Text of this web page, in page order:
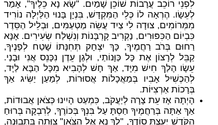
לִפְנֵי רוֹכֵב עֲרָבוֹת שׁוֹכֵן שָׁמַיִם. "שָׂא נָא כֵלֶיךָ", אָמַר
לְעֵשָׂו. הֶרְאָה לוֹ כְּלֵי הַמִּקְדָּשׁ, בִּנְיָן בָּנוּי הַלַּיְלָה נוֹרִיד
מִמְּרוֹמִים, צוּדָה לִי צַיִד עֲשֵׂה מַטְעַמִּים, וּבְלֵיל הַסֵּדֶר
כִּבְיוֹם הַכִּפּוּרִים, נַקְרִיב קָרְבָּנוֹת וְנִשְׁלַח שְׂעִירִים. אָנָּא
רַחוּם בְּרֹב רַחֲמֶיךָ, כָּךְ יִצְחָק תְּחִנָּתוֹ שָׁטַח לְפָנֶיךָ,
קַבֵּל לְרָצוֹן אֶת כָּל כַּוָּנוֹתַי, וּלְגַן עֵדֶן נִכָּנֵס אֲנִי וּבָנַי.
עֵשָׂו הָלַךְ חִישׁ מִיָּד, אַךְ חָשׁ לְהָבִיא מִכָּל הַבָּא לַיָּד,
לְהַכְשִׁיל אָבִיו בְּמַאֲכָלוֹת אֲסוּרוֹת, לְמַעַן יַשִּׂיג אַךְ
בְּרָכוֹת אַרְצִיּוֹת.
הָיְתָה אָז עֵת צָרָה לְיַעֲקֹב, כִּמְעַט הָיִינוּ כְּצֹאן אֲבוּדוֹת,
אַךְ אַתָּה בְּרַחֲמֶיךָ חַסְתָּ עַל בִּנְךָ בְּכוֹרֶךָ, לְרִבְקָה בְּרוּחַ
הַקֹּדֶשׁ יָעַצְתָּ סוֹדֶךָ, "לֶךְ נָא אֶל הַצֹּאן" צִוְּתָה בִּתְבוּנָה,